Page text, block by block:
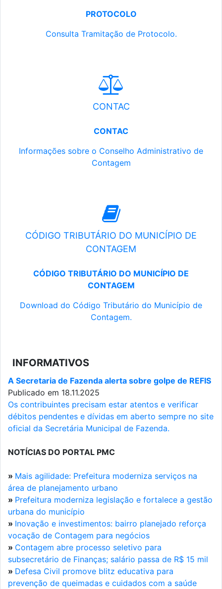
PROTOCOLO
Consulta Tramitação de Protocolo.
CONTAC
CONTAC
Informações sobre o Conselho Administrativo de
Contagem
CÓDIGO TRIBUTÁRIO DO MUNICÍPIO DE
CONTAGEM
CÓDIGO TRIBUTÁRIO DO MUNICÍPIO DE
CONTAGEM
Download do Código Tributário do Município de
Contagem.
INFORMATIVOS
A Secretaria de Fazenda alerta sobre golpe de REFIS
Publicado em 18.11.2025
Os contribuintes precisam estar atentos e verificar
débitos pendentes e dívidas em aberto sempre no site
oficial da Secretária Municipal de Fazenda.
NOTÍCIAS DO PORTAL PMC
» Mais agilidade: Prefeitura moderniza serviços na
área de planejamento urbano
» Prefeitura moderniza legislação e fortalece a gestão
urbana do município
» Inovação e investimentos: bairro planejado reforça
vocação de Contagem para negócios
» Contagem abre processo seletivo para
subsecretário de Finanças; salário passa de R$ 15 mil
» Defesa Civil promove blitz educativa para
prevenção de queimadas e cuidados com a saúde